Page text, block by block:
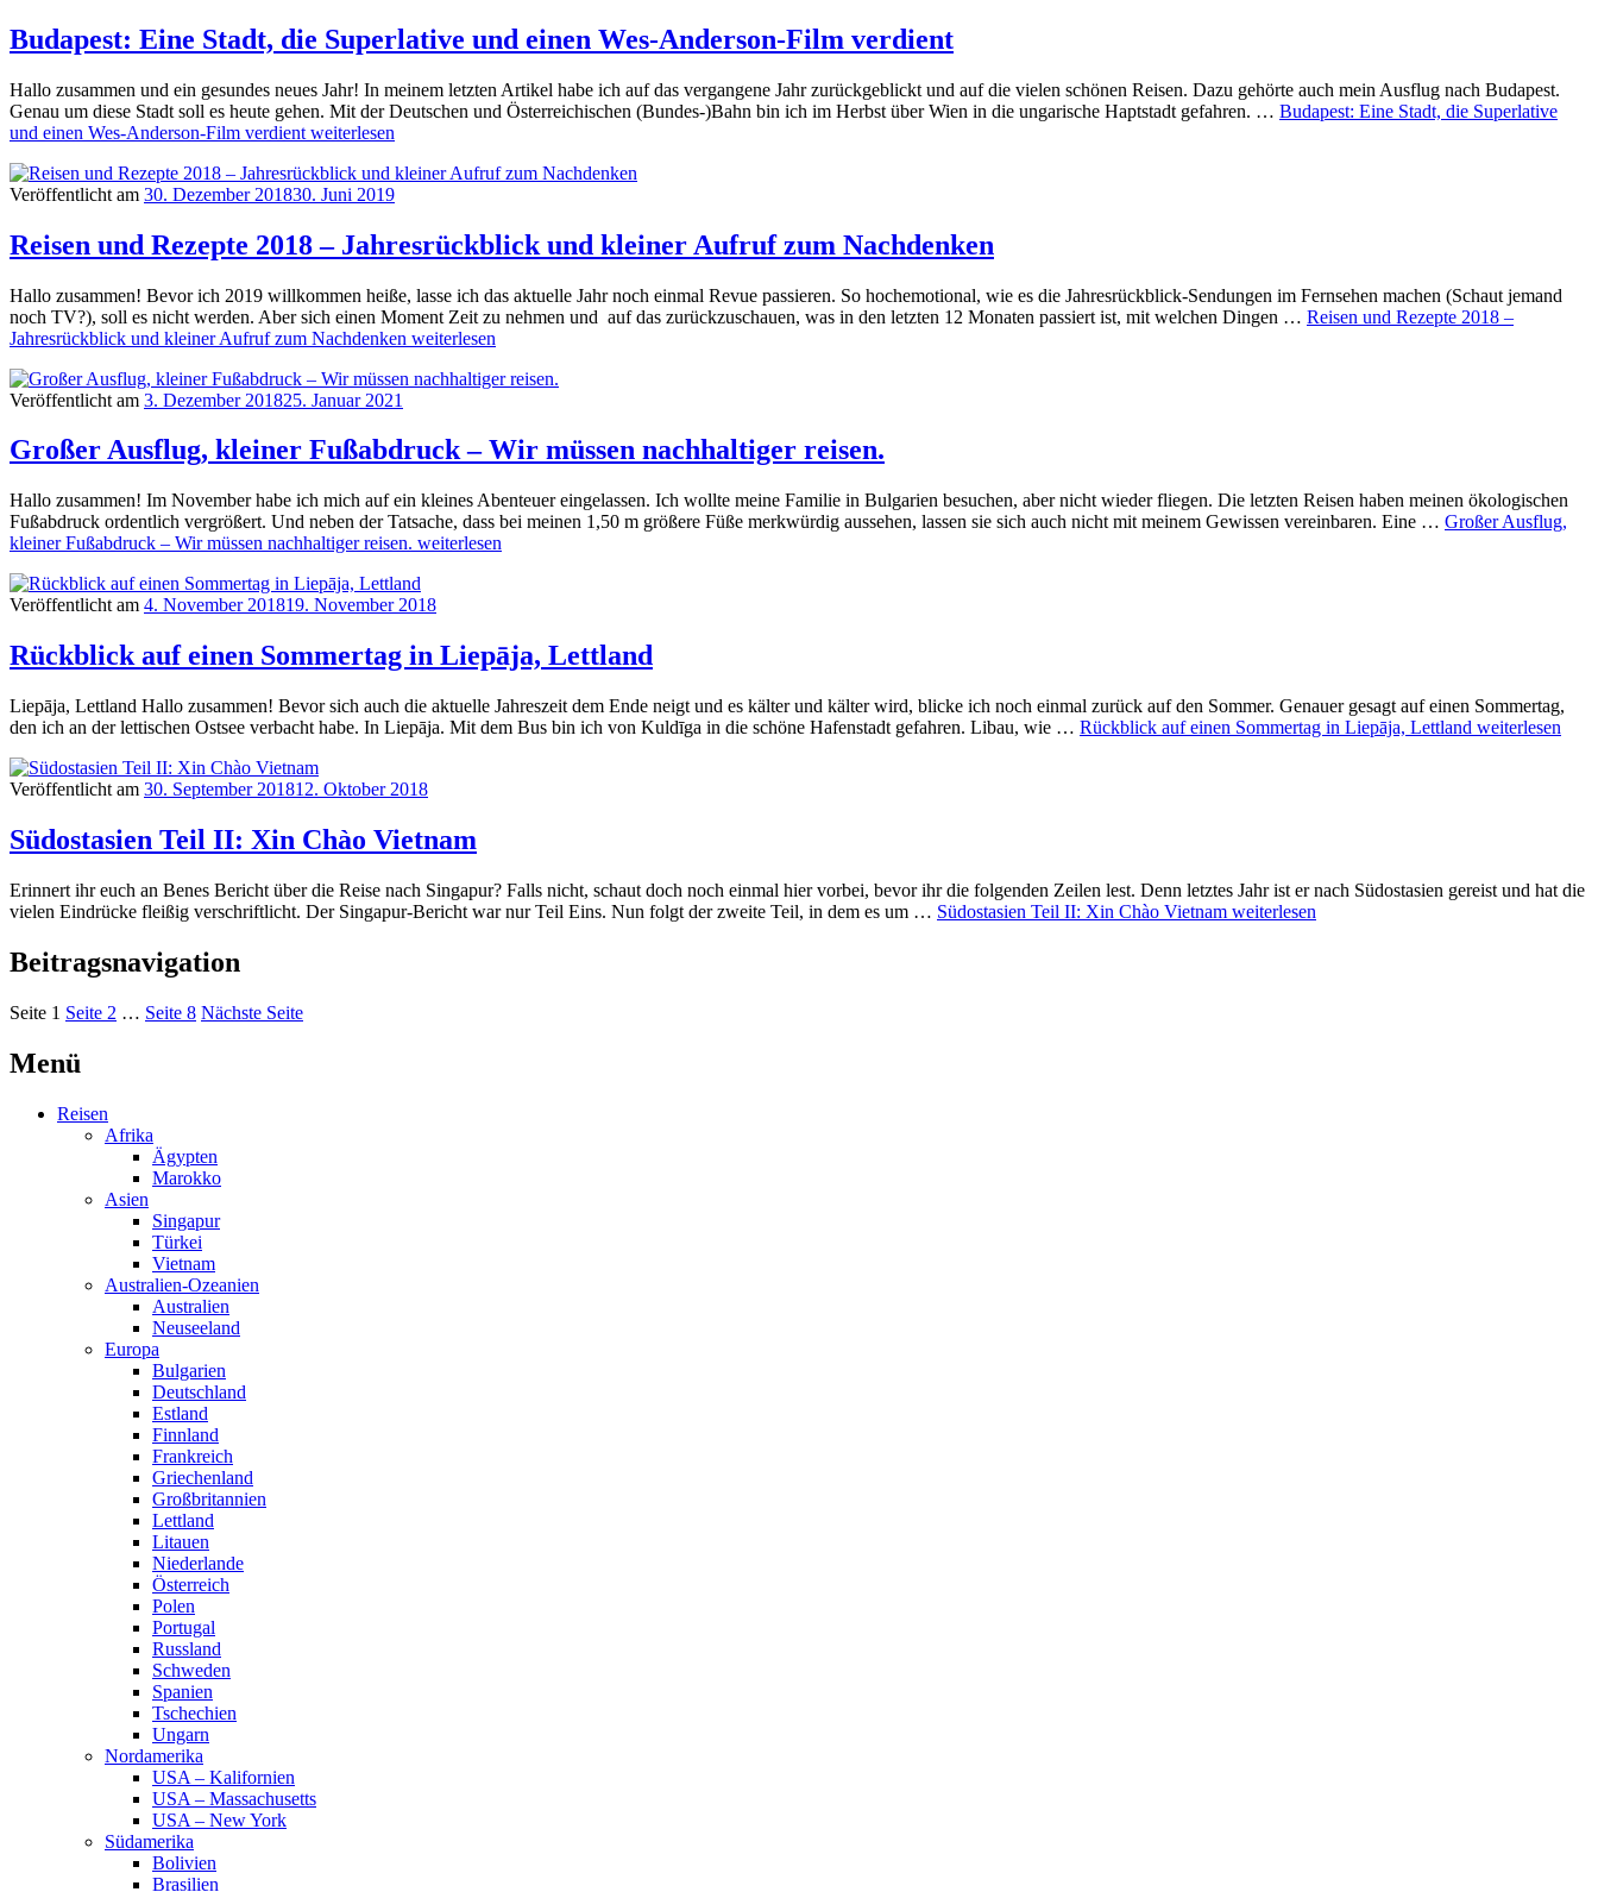
Budapest: Eine Stadt, die Superlative und einen Wes-Anderson-Film verdient
Hallo zusammen und ein gesundes neues Jahr! In meinem letzten Artikel habe ich auf das vergangene Jahr zurückgeblickt und auf die vielen schönen Reisen. Dazu gehörte auch mein Ausflug nach Budapest.
Genau um diese Stadt soll es heute gehen. Mit der Deutschen und Österreichischen (Bundes-)Bahn bin ich im Herbst über Wien in die ungarische Haptstadt gefahren. … Budapest: Eine Stadt, die Superlative
und einen Wes-Anderson-Film verdient weiterlesen
Veröffentlicht am 30. Dezember 201830. Juni 2019
Reisen und Rezepte 2018 – Jahresrückblick und kleiner Aufruf zum Nachdenken
Hallo zusammen! Bevor ich 2019 willkommen heiße, lasse ich das aktuelle Jahr noch einmal Revue passieren. So hochemotional, wie es die Jahresrückblick-Sendungen im Fernsehen machen (Schaut jemand
noch TV?), soll es nicht werden. Aber sich einen Moment Zeit zu nehmen und auf das zurückzuschauen, was in den letzten 12 Monaten passiert ist, mit welchen Dingen … Reisen und Rezepte 2018 –
Jahresrückblick und kleiner Aufruf zum Nachdenken weiterlesen
Veröffentlicht am 3. Dezember 201825. Januar 2021
Großer Ausflug, kleiner Fußabdruck – Wir müssen nachhaltiger reisen.
Hallo zusammen! Im November habe ich mich auf ein kleines Abenteuer eingelassen. Ich wollte meine Familie in Bulgarien besuchen, aber nicht wieder fliegen. Die letzten Reisen haben meinen ökologischen
Fußabdruck ordentlich vergrößert. Und neben der Tatsache, dass bei meinen 1,50 m größere Füße merkwürdig aussehen, lassen sie sich auch nicht mit meinem Gewissen vereinbaren. Eine … Großer Ausflug,
kleiner Fußabdruck – Wir müssen nachhaltiger reisen. weiterlesen
Veröffentlicht am 4. November 201819. November 2018
Rückblick auf einen Sommertag in Liepāja, Lettland
Liepāja, Lettland Hallo zusammen! Bevor sich auch die aktuelle Jahreszeit dem Ende neigt und es kälter und kälter wird, blicke ich noch einmal zurück auf den Sommer. Genauer gesagt auf einen Sommertag,
den ich an der lettischen Ostsee verbacht habe. In Liepāja. Mit dem Bus bin ich von Kuldīga in die schöne Hafenstadt gefahren. Libau, wie … Rückblick auf einen Sommertag in Liepāja, Lettland weiterlesen
Veröffentlicht am 30. September 201812. Oktober 2018
Südostasien Teil II: Xin Chào Vietnam
Erinnert ihr euch an Benes Bericht über die Reise nach Singapur? Falls nicht, schaut doch noch einmal hier vorbei, bevor ihr die folgenden Zeilen lest. Denn letztes Jahr ist er nach Südostasien gereist und hat die
vielen Eindrücke fleißig verschriftlicht. Der Singapur-Bericht war nur Teil Eins. Nun folgt der zweite Teil, in dem es um … Südostasien Teil II: Xin Chào Vietnam weiterlesen
Beitragsnavigation
Seite 1 Seite 2 … Seite 8 Nächste Seite
Menü
Reisen
Afrika
Ägypten
Marokko
Asien
Singapur
Türkei
Vietnam
Australien-Ozeanien
Australien
Neuseeland
Europa
Bulgarien
Deutschland
Estland
Finnland
Frankreich
Griechenland
Großbritannien
Lettland
Litauen
Niederlande
Österreich
Polen
Portugal
Russland
Schweden
Spanien
Tschechien
Ungarn
Nordamerika
USA – Kalifornien
USA – Massachusetts
USA – New York
Südamerika
Bolivien
Brasilien